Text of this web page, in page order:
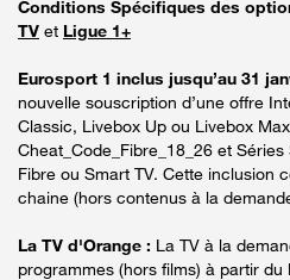
Conditions Spécifiques des
TV et Ligue 1+
Eurosport 1 inclus jusqu’au 31
nouvelle souscription d’une offre
Classic, Livebox Up ou Livebox
Cheat_Code_Fibre_18_26 et
Fibre ou Smart TV. Cette inclusion
chaine (hors contenus à la
La TV d'Orange : La TV à la
programmes (hors films) à partir